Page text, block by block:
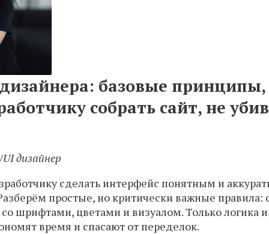
базовые
собрать сайт, не
дизайнер
сделать интерфейс понятным и
простые, но критически важные правила:
со шрифтами, цветами и визуалом. Только логика
время и спасают от переделок.